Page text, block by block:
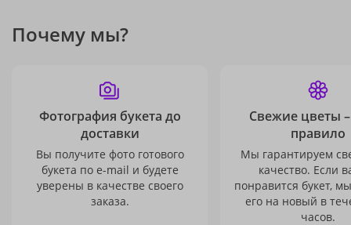
Почему мы?
Фотография букета до
доставки
Вы получите фото готового
букета по e-mail и будете
уверены в качестве своего
заказа.
Свежие цветы
правило
Мы гарантируем
качество. Если
понравится букет,
его на новый в
часов.